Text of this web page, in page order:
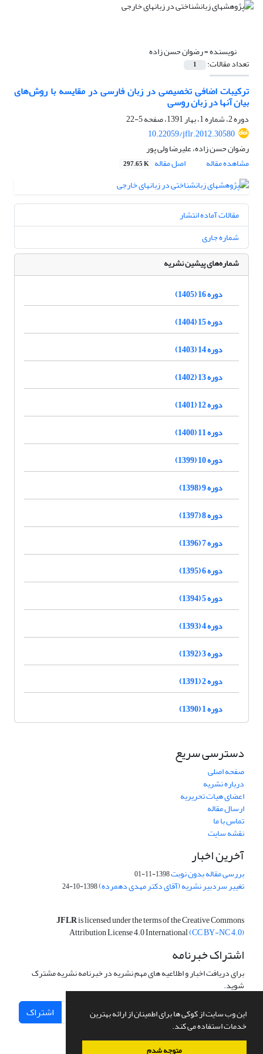
این وب سایت از کوکی ها برای اطمینان از ارائه بهترین
خدمات استفاده می کند.
متوجه شدم
نویسنده =رضوان حسن زاده
تعداد مقالات: 1
ترکیبات اضافی تخصیصی در زبان فارسی در مقایسه با روش‌های
بیان آنها در زبان روسی
دوره 2، شماره 1، بهار 1391، صفحه
5-22
10.22059/jflr.2012.30580
رضوان حسن زاده، علیرضا ولی پور
مشاهده مقاله
اصل مقاله 297.65 K
مقالات آماده انتشار
شماره جاری
شماره‌های پیشین نشریه
دوره 16 (1405)
دوره 15 (1404)
دوره 14 (1403)
دوره 13 (1402)
دوره 12 (1401)
دوره 11 (1400)
دوره 10 (1399)
دوره 9 (1398)
دوره 8 (1397)
دوره 7 (1396)
دوره 6 (1395)
دوره 5 (1394)
دوره 4 (1393)
دوره 3 (1392)
دوره 2 (1391)
دوره 1 (1390)
دسترسی سریع
صفحه اصلی
درباره نشریه
اعضای هیات تحریریه
ارسال مقاله
تماس با ما
نقشه سایت
آخرین اخبار
بررسی مقاله بدون نوبت1398-11-01
تغییر سردبیر نشریه (آقای دکتر مهدی دهمرده)1398-10-24
JFLRis licensed under the terms of the Creative Commons
Attribution License 4.0 International(CC BY-NC 4.0)
اشتراک خبرنامه
برای دریافت اخبار و اطلاعیه های مهم نشریه در خبرنامه نشریه مشترک
شوید.
اشتراک